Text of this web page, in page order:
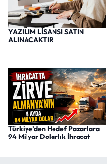
YAZILIM LİSANSI SATIN
ALINACAKTIR
Türkiye’den Hedef Pazarlara
94 Milyar Dolarlık İhracat